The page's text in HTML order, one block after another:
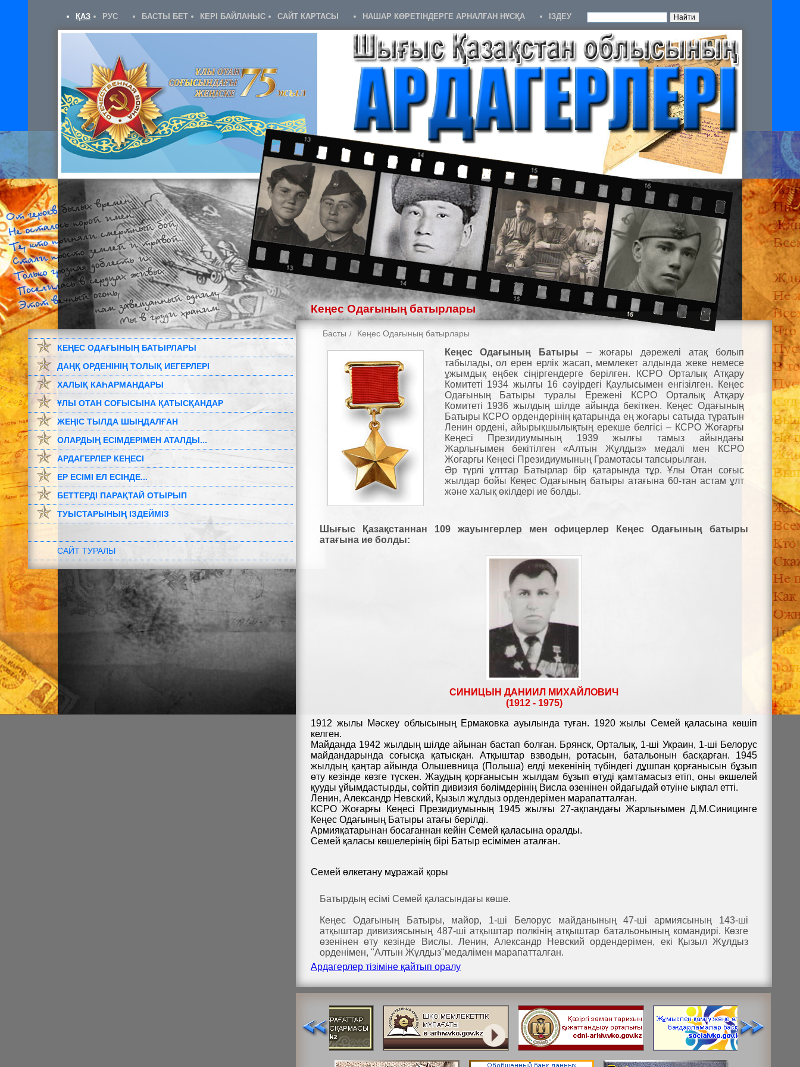
ҚАЗ РУС БАСТЫ БЕТ КЕРІ БАЙЛАНЫС САЙТ КАРТАСЫ НАШАР КӨРЕТІНДЕРГЕ АРНАЛҒАН НҰСҚА IЗДЕУ
Кеңес Одағының батырлары
КЕҢЕС ОДАҒЫНЫҢ БАТЫРЛАРЫ
ДАҢҚ ОРДЕНІНІҢ ТОЛЫҚ ИЕГЕРЛЕРІ
ХАЛЫҚ КАҺАРМАНДАРЫ
ҰЛЫ ОТАН СОҒЫСЫНА ҚАТЫСҚАНДАР
ЖЕҢІС ТЫЛДА ШЫҢДАЛҒАН
ОЛАРДЫҢ ЕСІМДЕРІМЕН АТАЛДЫ...
АРДАГЕРЛЕР КЕҢЕСІ
ЕР ЕСІМІ ЕЛ ЕСІНДЕ...
БЕТТЕРДІ ПАРАҚТАЙ ОТЫРЫП
ТУЫСТАРЫНЫҢ ІЗДЕЙМІЗ
САЙТ ТУРАЛЫ
Басты Кеңес Одағының батырлары
Кеңес Одағының Батыры – жоғары дәрежелі атақ болып
табылады, ол ерен ерлік жасап, мемлекет алдында жеке немесе
ұжымдық еңбек сіңіргендерге берілген. КСРО Орталық Атқару
Комитеті 1934 жылғы 16 сәуірдегі Қаулысымен енгізілген. Кеңес
Одағының Батыры туралы Ережені КСРО Орталық Атқару
Комитеті 1936 жылдың шілде айында бекіткен. Кеңес Одағының
Батыры КСРО ордендерінің қатарында ең жоғары сатыда тұратын
Ленин ордені, айырықшылықтың ерекше белгісі – КСРО Жоғарғы
Кеңесі Президиумының 1939 жылғы тамыз айындағы
Жарлығымен бекітілген «Алтын Жұлдыз» медалі мен КСРО
Жоғарғы Кеңесі Президиумының Грамотасы тапсырылған.
Әр түрлі ұлттар Батырлар бір қатарында тұр. Ұлы Отан соғыс
жылдар бойы Кеңес Одағының батыры атағына 60-тан астам ұлт
және халық өкілдері ие болды.
Шығыс Қазақстаннан 109 жауынгерлер мен офицерлер Кеңес Одағының батыры
атағына ие болды:
СИНИЦЫН ДАНИИЛ МИХАЙЛОВИЧ
(1912 - 1975)
1912 жылы Мәскеу облысының Ермаковка ауылында туған. 1920 жылы Семей қаласына көшіп
келген.
Майданда 1942 жылдың шілде айынан бастап болған. Брянск, Орталық, 1-ші Украин, 1-ші Белорус
майдандарында соғысқа қатысқан. Атқыштар взводын, ротасын, батальонын басқарған. 1945
жылдың қаңтар айында Ольшевница (Польша) елді мекенінің түбіндегі дұшпан қорғанысын бұзып
өту кезінде көзге түскен. Жаудың қорғанысын жылдам бұзып өтуді қамтамасыз етіп, оны өкшелей
қууды ұйымдастырды, сөйтіп дивизия бөлімдерінің Висла өзенінен ойдағыдай өтуіне ықпал етті.
Ленин, Александр Невский, Қызыл жұлдыз ордендерімен марапатталған.
КСРО Жоғарғы Кеңесі Президиумының 1945 жылғы 27-ақпандағы Жарлығымен Д.М.Синицинге
Кеңес Одағының Батыры атағы берілді.
Армияқатарынан босағаннан кейін Семей қаласына оралды.
Семей қаласы көшелерінің бірі Батыр есімімен аталған.
Семей өлкетану мұражай қоры
Батырдың есімі Семей қаласындағы көше.
Кеңес Одағының Батыры, майор, 1-ші Белорус майданының 47-ші армиясының 143-ші
атқыштар дивизиясының 487-ші атқыштар полкінің атқыштар батальонының командирі. Көзге
өзенінен өту кезінде Вислы. Ленин, Александр Невский ордендерімен, екі Қызыл Жұлдыз
орденімен, "Алтын Жұлдыз"медалімен марапатталған.
Ардагерлер тізіміне қайтып оралу